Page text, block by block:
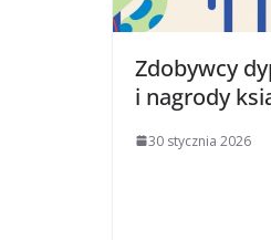
Zdobywcy
i nagrody
30 stycznia 2026